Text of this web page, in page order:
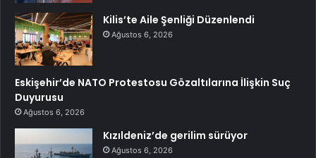
Kilis’te Aile Şenliği Düzenlendi
Ağustos 6, 2026
Eskişehir’de NATO Protestosu Gözaltılarına İlişkin Suç
Duyurusu
Ağustos 6, 2026
Kızıldeniz’de gerilim sürüyor
Ağustos 6, 2026